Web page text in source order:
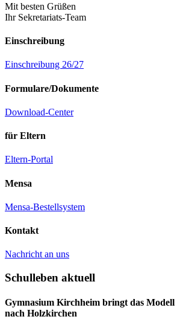
Mit besten Grüßen
Ihr Sekretariats-Team
Einschreibung
Einschreibung 26/27
Formulare/Dokumente
Download-Center
für Eltern
Eltern-Portal
Mensa
Mensa-Bestellsystem
Kontakt
Nachricht an uns
Schulleben aktuell
Gymnasium Kirchheim bringt das
nach Holzkirchen